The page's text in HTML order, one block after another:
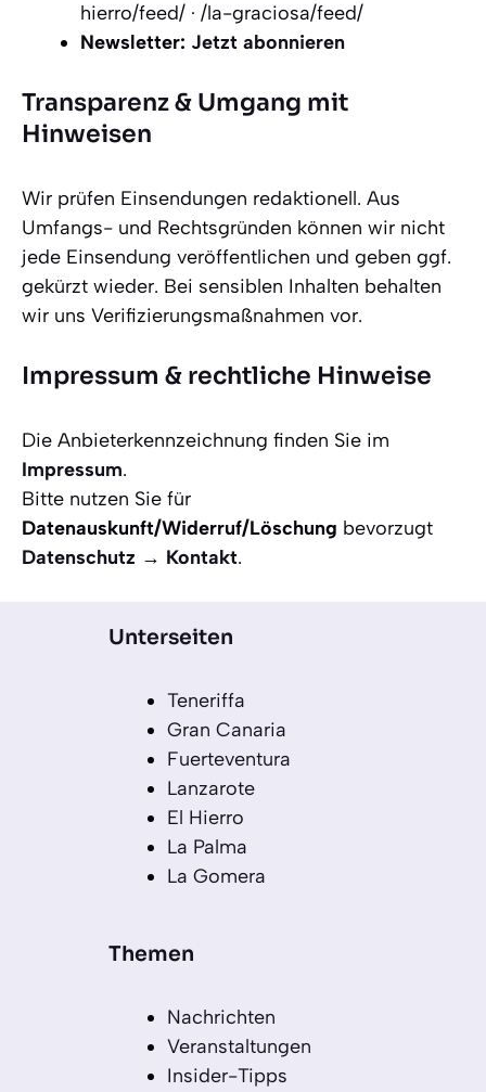
hierro/feed/ · /la-graciosa/feed/
Newsletter: Jetzt abonnieren
Transparenz & Umgang mit
Hinweisen
Wir prüfen Einsendungen redaktionell. Aus
Umfangs- und Rechtsgründen können wir nicht
jede Einsendung veröffentlichen und geben ggf.
gekürzt wieder. Bei sensiblen Inhalten behalten
wir uns Verifizierungsmaßnahmen vor.
Impressum & rechtliche Hinweise
Die Anbieterkennzeichnung finden Sie im
Impressum.
Bitte nutzen Sie für
Datenauskunft/Widerruf/Löschung bevorzugt
Datenschutz → Kontakt.
Unterseiten
Teneriffa
Gran Canaria
Fuerteventura
Lanzarote
El Hierro
La Palma
La Gomera
Themen
Nachrichten
Veranstaltungen
Insider-Tipps